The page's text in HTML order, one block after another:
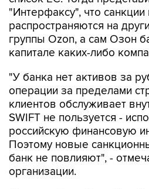
"Интерфаксу", что санкции
распространяются на
группы Ozon, а сам Озон
капитале каких-либо
"У банка нет активов за
операции за пределами
клиентов обслуживает
SWIFT не пользуется -
российскую финансовую
Поэтому новые
банк не повлияют", -
организации.